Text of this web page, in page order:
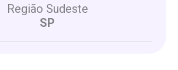
Região Sudeste
SP